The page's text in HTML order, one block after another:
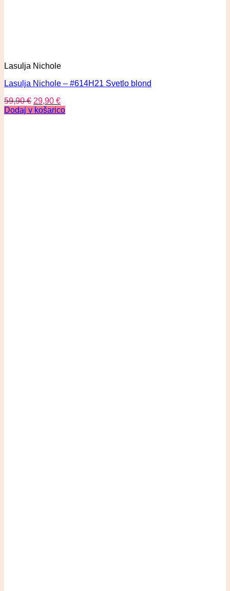
Lasulja Nichole
Lasulja Nichole – #614H21 Svetlo blond
59,90€ 29,90 €
Dodaj v košarico